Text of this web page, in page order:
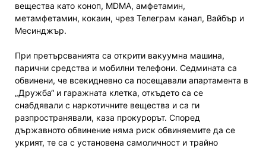
вещества като коноп, MDMA, амфетамин,
метамфетамин, кокаин, чрез Телеграм канал, Вайбър и
Месинджър.
При претърсванията са открити вакуумна машина,
парични средства и мобилни телефони. Седмината са
обвинени, че всекидневно са посещавали апартамента в
„Дружба“ и гаражната клетка, откъдето са се
снабдявали с наркотичните вещества и са ги
разпространявали, каза прокурорът. Според
държавното обвинение няма риск обвиняемите да се
укрият, те са с установена самоличност и трайно